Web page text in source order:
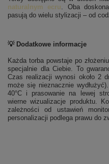
naturalnym ecru. Oba
pasują do wielu stylizacji – od
💡 Dodatkowe informacje
Każda torba powstaje po
specjalnie dla Ciebie. To
Czas realizacji wynosi około 2
może się nieznacznie
40°C i prasowanie na lewej
wierne wizualizacje produktu.
zależności od ustawień
personalizacji podlega prawu do